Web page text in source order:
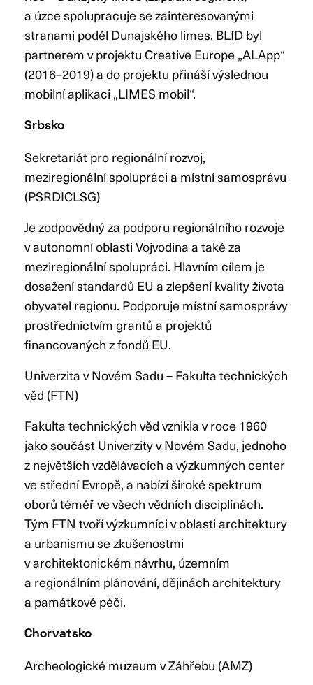
a úzce spolupracuje se zainteresovanými
stranami podél Dunajského limes. BLfD byl
partnerem v projektu Creative Europe „ALApp“
(2016–2019) a do projektu přináší výslednou
mobilní aplikaci „LIMES mobil“.
Srbsko
Sekretariát pro regionální rozvoj,
meziregionální spolupráci a místní samosprávu
(PSRDICLSG)
Je zodpovědný za podporu regionálního rozvoje
v autonomní oblasti Vojvodina a také za
meziregionální spolupráci. Hlavním cílem je
dosažení standardů EU a zlepšení kvality života
obyvatel regionu. Podporuje místní samosprávy
prostřednictvím grantů a projektů
financovaných z fondů EU.
Univerzita v Novém Sadu – Fakulta technických
věd (FTN)
Fakulta technických věd vznikla v roce 1960
jako součást Univerzity v Novém Sadu, jednoho
z největších vzdělávacích a výzkumných center
ve střední Evropě, a nabízí široké spektrum
oborů téměř ve všech vědních disciplínách.
Tým FTN tvoří výzkumníci v oblasti architektury
a urbanismu se zkušenostmi
v architektonickém návrhu, územním
a regionálním plánování, dějinách architektury
a památkové péči.
Chorvatsko
Archeologické muzeum v Záhřebu (AMZ)